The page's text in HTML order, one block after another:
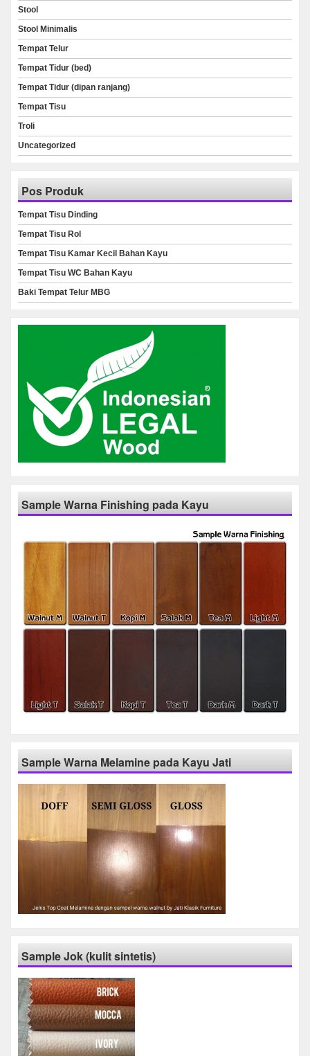
Stool
Stool Minimalis
Tempat Telur
Tempat Tidur (bed)
Tempat Tidur (dipan ranjang)
Tempat Tisu
Troli
Uncategorized
Pos Produk
Tempat Tisu Dinding
Tempat Tisu Rol
Tempat Tisu Kamar Kecil Bahan Kayu
Tempat Tisu WC Bahan Kayu
Baki Tempat Telur MBG
Sample Warna Finishing pada Kayu
Sample Warna Melamine pada Kayu Jati
Sample Jok (kulit sintetis)